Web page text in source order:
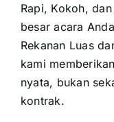
Rapi, Kokoh,
besar acara
Rekanan Luas
kami
nyata, bukan
kontrak.